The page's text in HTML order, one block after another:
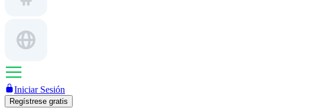
Iniciar Sesión
Regístrese gratis